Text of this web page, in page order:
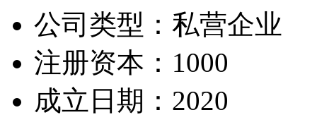
公司类型： 私营企业
注册资本： 1000
成立日期： 2020